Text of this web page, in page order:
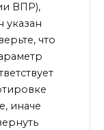
ВПР),
указан
что
иначе